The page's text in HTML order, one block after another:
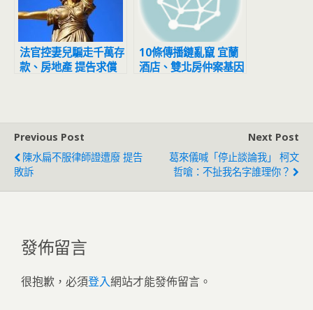
法官控妻兒騙走千萬存
款、房地產 提告求償
10條傳播鏈亂竄 宜蘭
酒店、雙北房仲案基因
Previous Post
陳水扁不服律師證遭廢 提告
敗訴
Next Post
葛來儀喊「停止談論我」 柯文
哲嗆：不扯我名字誰理你？
發佈留言
很抱歉，必須登入網站才能發佈留言。